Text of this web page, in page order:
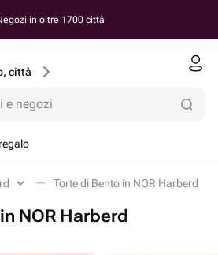
in oltre 1700 città
città
e negozi
Torte di Bento in NOR Harberd
NOR Harberd